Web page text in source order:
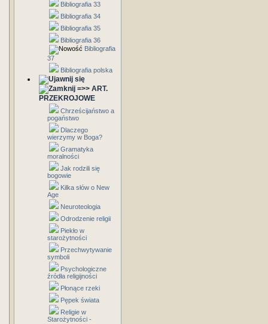
Bibliografia 33
Bibliografia 34
Bibliografia 35
Bibliografia 36
Bibliografia
37
Bibliografia polska
=>> ART.
PRZEKROJOWE
Chrześcijaństwo a
pogaństwo
Dlaczego
wierzymy w Boga?
Gramatyka
moralności
Jak rodzili się
bogowie
Kilka słów o New
Age
Neuroteologia
Odrodzenie religii
Piekło w
starożytności
Przechwytywanie
symboli
Psychologiczne
źródła religijności
Płonące rzeki
Pępek świata
Religie w
Starożytności -